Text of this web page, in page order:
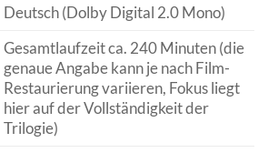
Deutsch (Dolby Digital 2.0 Mono)
Gesamtlaufzeit ca. 240 Minuten (die
genaue Angabe kann je nach Film-
Restaurierung variieren, Fokus liegt
hier auf der Vollständigkeit der
Trilogie)